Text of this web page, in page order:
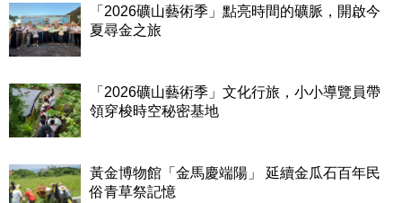
「2026礦山藝術季」點亮時間的礦脈，開啟今
夏尋金之旅
「2026礦山藝術季」文化行旅，小小導覽員帶
領穿梭時空秘密基地
黃金博物館「金馬慶端陽」 延續金瓜石百年民
俗青草祭記憶